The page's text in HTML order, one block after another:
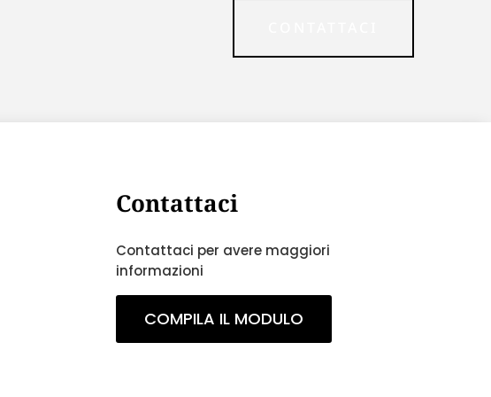
Contattaci
Contattaci per avere maggiori
informazioni
COMPILA IL MODULO